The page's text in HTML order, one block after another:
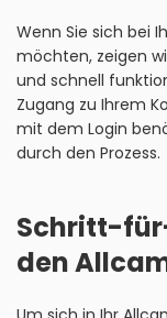
Wenn Sie sich bei
möchten, zeigen
und schnell
Zugang zu Ihrem
mit dem Login
durch den Prozess.
Schritt-
den